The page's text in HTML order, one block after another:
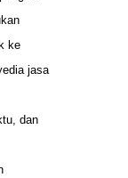
ke
jasa
dan